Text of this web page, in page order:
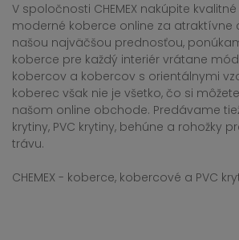
V spoločnosti CHEMEX nakúpite
moderné koberce online za atraktívne
našou najväčšou prednosťou,
koberce pre každý interiér vrátane
kobercov a kobercov s orientálnymi
koberec však nie je všetko, čo si
našom online obchode. Predávame
krytiny, PVC krytiny, behúne a rohožky
trávu.
CHEMEX - koberce, kobercové a PVC